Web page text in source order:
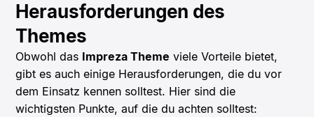
Herausforderungen des
Themes
Obwohl das Impreza Theme viele Vorteile bietet,
gibt es auch einige Herausforderungen, die du vor
dem Einsatz kennen solltest. Hier sind die
wichtigsten Punkte, auf die du achten solltest: